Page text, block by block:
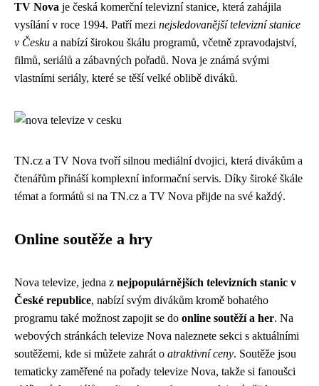
TV Nova je česká komerční televizní stanice, která zahájila
vysílání v roce 1994. Patří mezi nejsledovanější televizní stanice
v Česku a nabízí širokou škálu programů, včetně zpravodajství,
filmů, seriálů a zábavných pořadů. Nova je známá svými
vlastními seriály, které se těší velké oblibě diváků.
TN.cz a TV Nova tvoří silnou mediální dvojici, která divákům a
čtenářům přináší komplexní informační servis. Díky široké škále
témat a formátů si na TN.cz a TV Nova přijde na své každý.
Online soutěže a hry
Nova televize, jedna z nejpopulárnějších televizních stanic v
České republice, nabízí svým divákům kromě bohatého
programu také možnost zapojit se do online soutěží a her. Na
webových stránkách televize Nova naleznete sekci s aktuálními
soutěžemi, kde si můžete zahrát o atraktivní ceny. Soutěže jsou
tematicky zaměřené na pořady televize Nova, takže si fanoušci